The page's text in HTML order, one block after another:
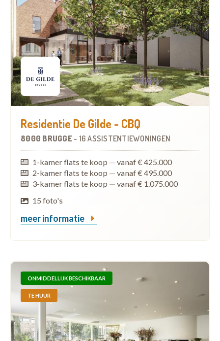
Residentie De Gilde - CBQ
8000 BRUGGE - 16 ASSISTENTIEWONINGEN
1-kamer flats te koop — vanaf € 425.000
2-kamer flats te koop — vanaf € 495.000
3-kamer flats te koop — vanaf € 1.075.000
15 foto's
meer informatie
ONMIDDELLIJK BESCHIKBAAR
TE HUUR